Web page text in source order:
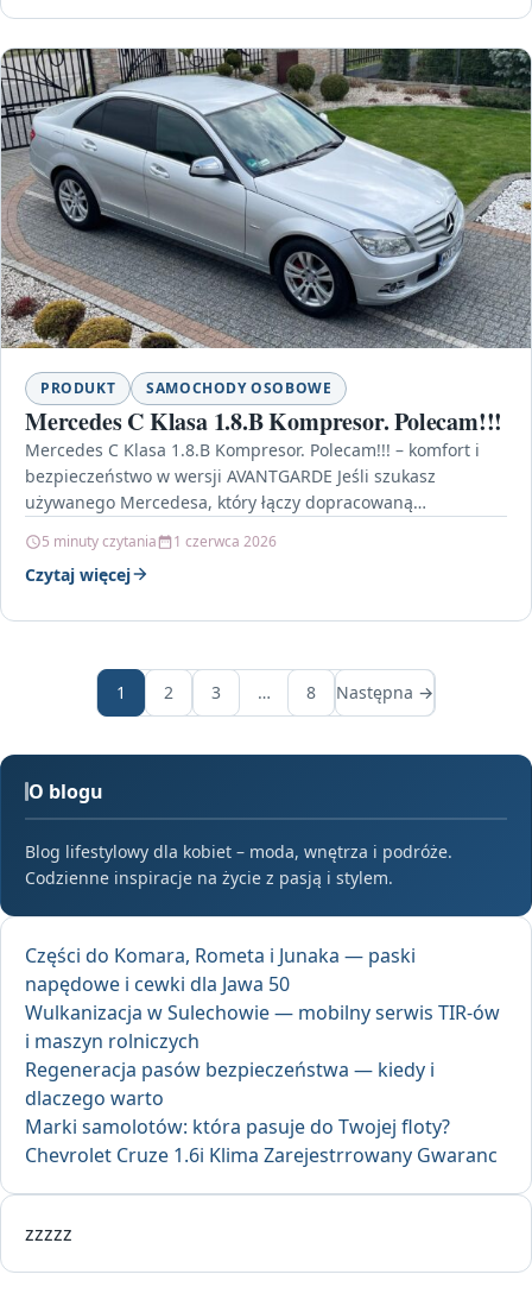
PRODUKT SAMOCHODY OSOBOWE
Mercedes C Klasa 1.8.B Kompresor. Polecam!!!
Mercedes C Klasa 1.8.B Kompresor. Polecam!!! – komfort i
bezpieczeństwo w wersji AVANTGARDE Jeśli szukasz
używanego Mercedesa, który łączy dopracowaną
5 minuty czytania 1 czerwca 2026
Czytaj więcej
1 2 3 … 8 Następna →
O blogu
Blog lifestylowy dla kobiet – moda, wnętrza i podróże.
Codzienne inspiracje na życie z pasją i stylem.
Części do Komara, Rometa i Junaka — paski
napędowe i cewki dla Jawa 50
Wulkanizacja w Sulechowie — mobilny serwis TIR-ów
i maszyn rolniczych
Regeneracja pasów bezpieczeństwa — kiedy i
dlaczego warto
Marki samolotów: która pasuje do Twojej floty?
Chevrolet Cruze 1.6i Klima Zarejestrrowany Gwaranc
zzzzz